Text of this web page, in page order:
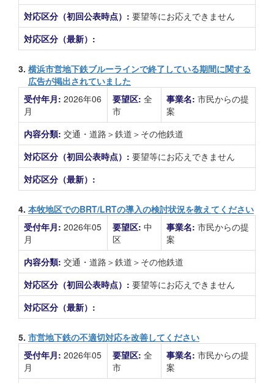
対応区分（初回公表時点）: 要望等にお応えできません
対応区分（最新）:
3. 横浜市営地下鉄ブルーラインで終了している期間に関する
広告が掲出されていました
受付年月: 2026年06
月
要望区: 全
市
事業名: 市民からの提
案
内容分類: 交通・道路＞鉄道＞その他鉄道
対応区分（初回公表時点）: 要望等にお応えできません
対応区分（最新）:
4. 本牧地区でのBRT/LRTの導入の検討状況を教えてください
受付年月: 2026年05
月
要望区: 中
区
事業名: 市民からの提
案
内容分類: 交通・道路＞鉄道＞その他鉄道
対応区分（初回公表時点）: 要望等にお応えできません
対応区分（最新）:
5. 市営地下鉄の不適切対応を改善してください
受付年月: 2026年05
月
要望区: 全
市
事業名: 市民からの提
案